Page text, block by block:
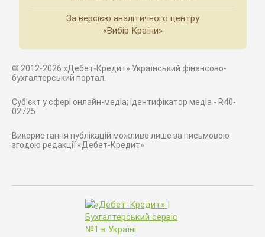
За версією аналітичного центру
«Вибір Країни»
© 2012-2026 «Дебет-Кредит» Український фінансово-
бухгалтерський портал.
Суб'єкт у сфері онлайн-медіа; ідентифікатор медіа - R40-
02725
Використання публікацій можливе лише за письмовою
згодою редакції «Дебет-Кредит»